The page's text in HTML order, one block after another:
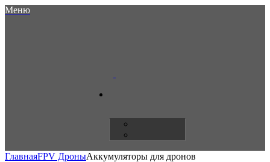
Меню
ГлавнаяFPV ДроныАккумуляторы для дронов